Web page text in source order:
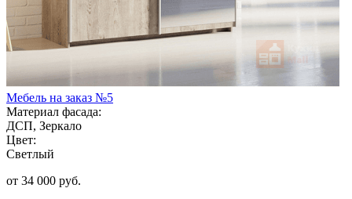
Мебель на заказ №5
Материал фасада:
ДСП, Зеркало
Цвет:
Светлый
от 34 000 руб.